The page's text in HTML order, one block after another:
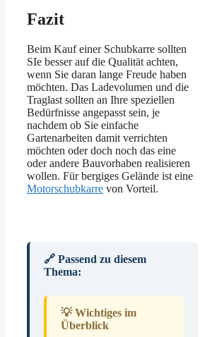
Fazit
Beim Kauf einer Schubkarre sollten
SIe besser auf die Qualität achten,
wenn Sie daran lange Freude haben
möchten. Das Ladevolumen und die
Traglast sollten an Ihre speziellen
Bedürfnisse angepasst sein, je
nachdem ob Sie einfache
Gartenarbeiten damit verrichten
möchten oder doch noch das eine
oder andere Bauvorhaben realisieren
wollen. Für bergiges Gelände ist eine
Motorschubkarre von Vorteil.
🔗 Passend zu diesem
Thema:
💡 Wichtiges im
Überblick